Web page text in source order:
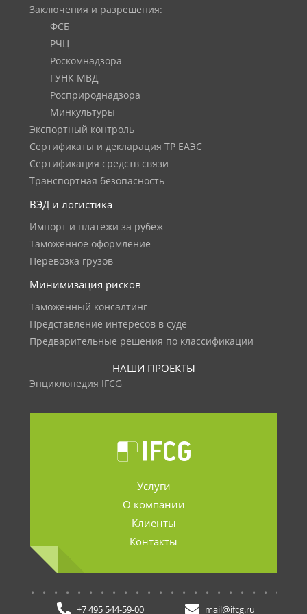
Заключения и разрешения:
ФСБ
РЧЦ
Роскомнадзора
ГУНК МВД
Росприроднадзора
Минкультуры
Экспортный контроль
Сертификаты и декларация ТР ЕАЭС
Сертификация средств связи
Транспортная безопасность
ВЭД и логистика
Импорт и платежи за рубеж
Таможенное оформление
Перевозка грузов
Минимизация рисков
Таможенный консалтинг
Представление интересов в суде
Предварительные решения по классификации
НАШИ ПРОЕКТЫ
Энциклопедия IFCG
Услуги
О компании
Клиенты
Контакты
+7 495 544-59-00 mail@ifcg.ru